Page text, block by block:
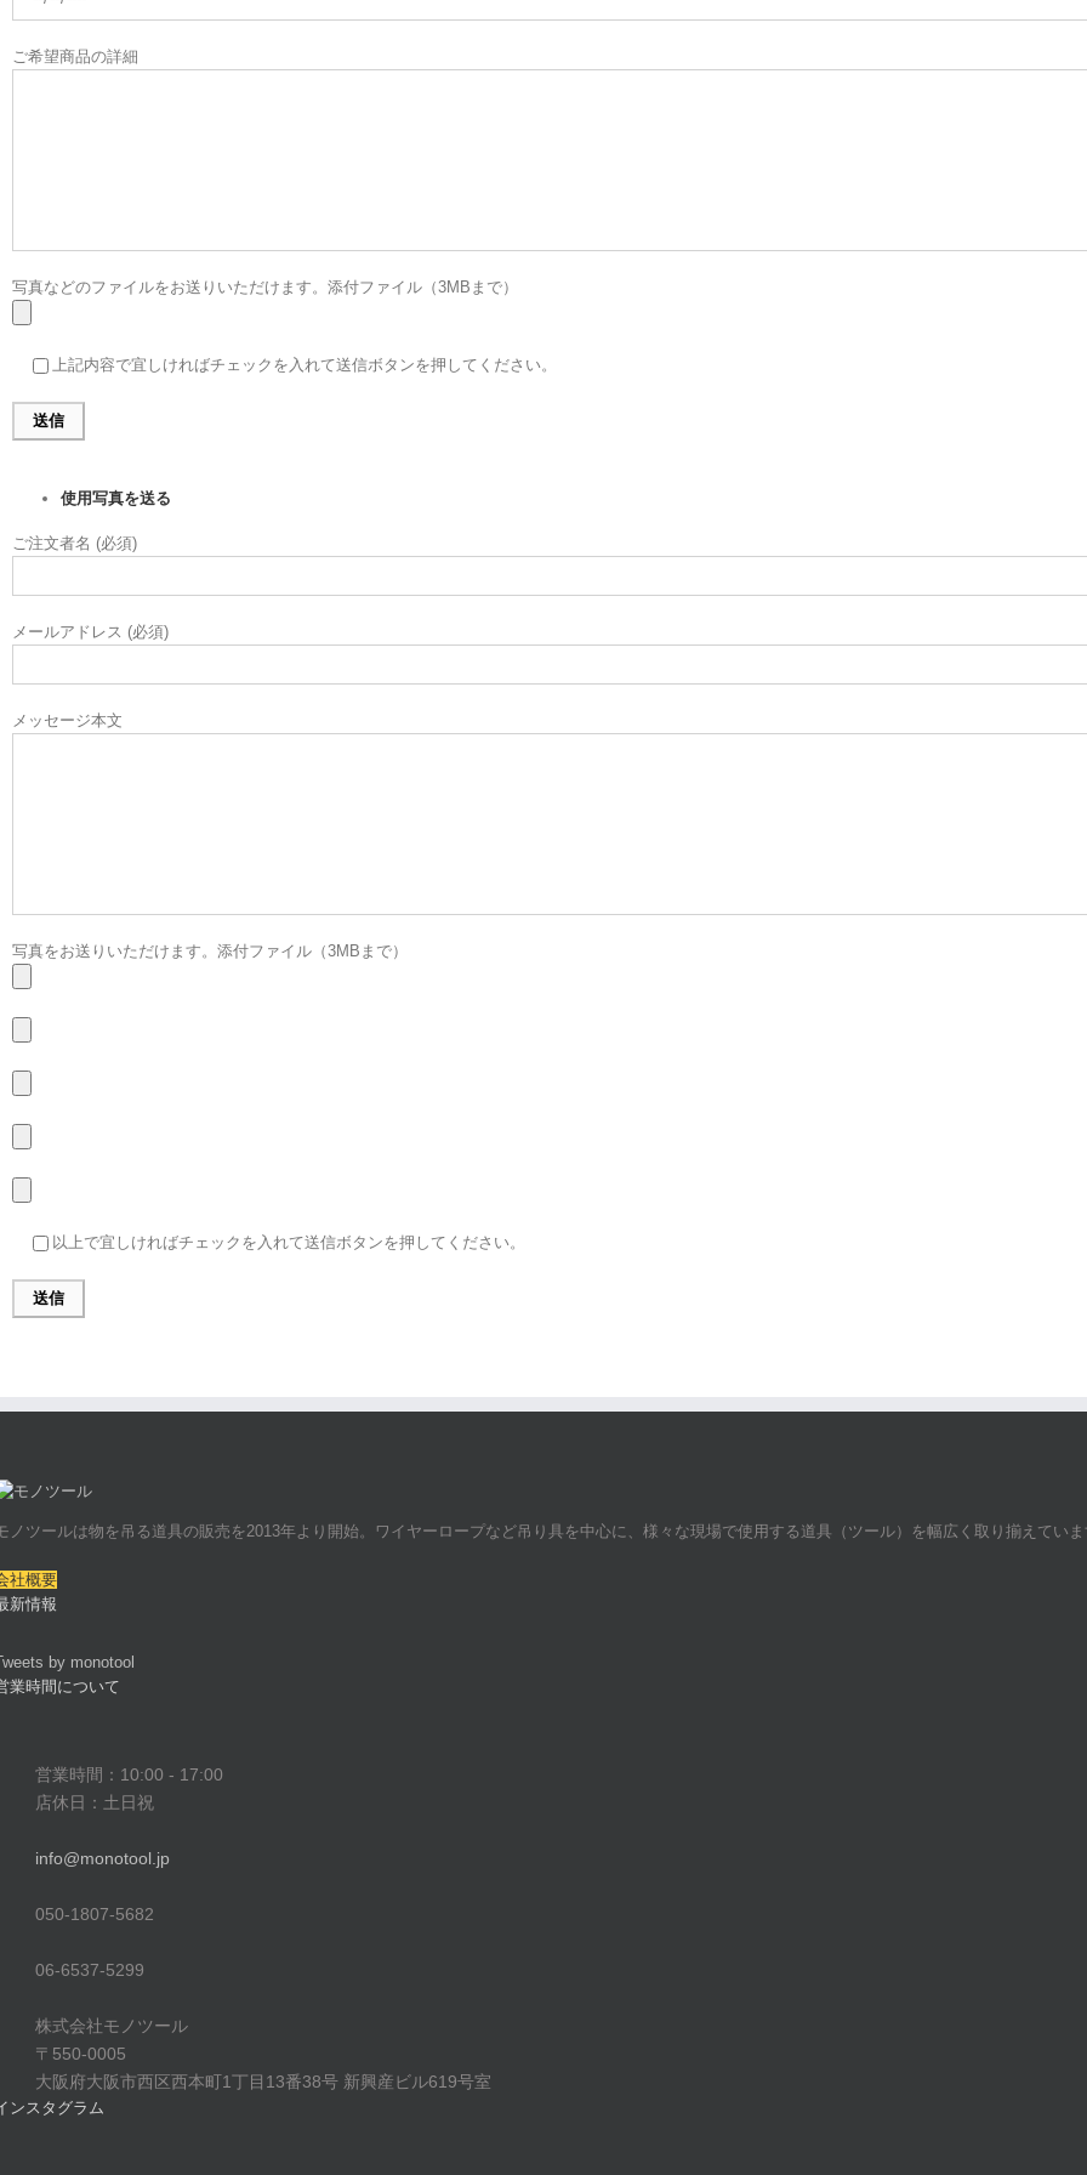
ご希望商品の詳細
写真などのファイルをお送りいただけます。添付ファイル（3MBまで）
上記内容で宜しければチェックを入れて送信ボタンを押してください。
使用写真を送る
ご注文者名 (必須)
メールアドレス (必須)
メッセージ本文
写真をお送りいただけます。添付ファイル（3MBまで）
以上で宜しければチェックを入れて送信ボタンを押してください。
ノツールは物を吊る道具の販売を2013年より開始。ワイヤーロープなど吊り具を中心に、様々な現場で使用する道具（ツール）を幅広く取り揃えてい
社概要
新情報
by monotool
業時間について
営業時間：10:00 - 17:00
店休日：土日祝
info@monotool.jp
050-1807-5682
06-6537-5299
株式会社モノツール
〒550-0005
大阪府大阪市西区西本町1丁目13番38号 新興産ビル619号室
ンスタグラム